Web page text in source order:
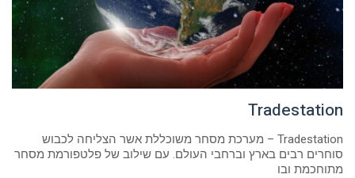
Tradestation
Tradestation – מערכת מסחר משוכללת אשר הצליחה לכבוש
סוחרים רבים בארץ וברחבי העולם. עם שילוב של פלטפורמת מסחר
מתוחכמת ובו